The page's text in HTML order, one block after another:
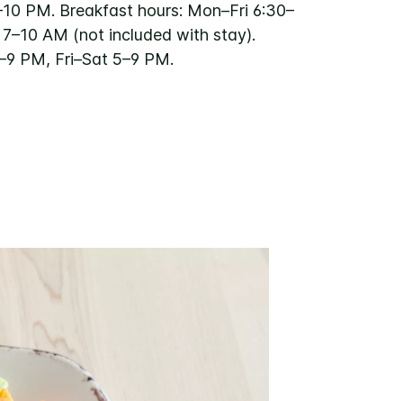
PM. Breakfast hours: Mon–Fri 6:30–
AM (not included with stay).
PM, Fri–Sat 5–9 PM.